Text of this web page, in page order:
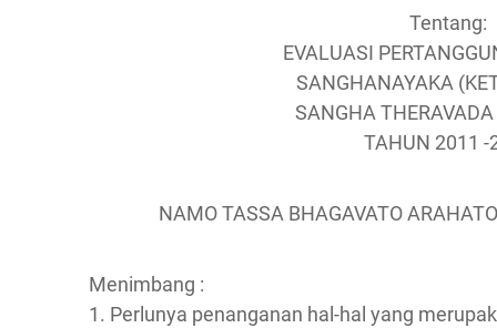
Tentang:
EVALUASI
SANGHANAYAKA
SANGHA
TAHUN 2011 -
NAMO TASSA BHAGAVATO
Menimbang :
1. Perlunya penanganan hal-hal yang